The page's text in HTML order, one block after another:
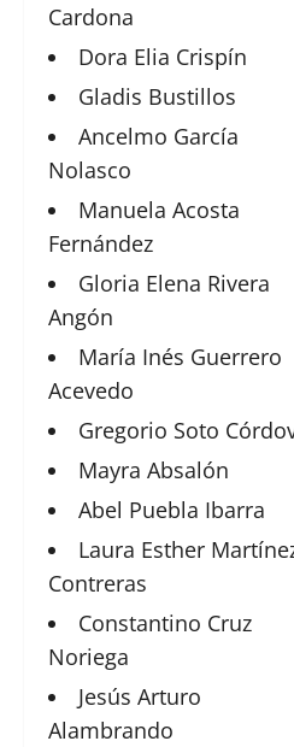
Cardona
Dora Elia Crispín
Gladis Bustillos
Ancelmo García
Nolasco
Manuela Acosta
Fernández
Gloria Elena Rivera
Angón
María Inés Guerrero
Acevedo
Gregorio Soto
Mayra Absalón
Abel Puebla Ibarra
Laura Esther
Contreras
Constantino Cruz
Noriega
Jesús Arturo
Alambrando